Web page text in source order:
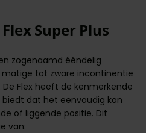
Super Plus
zogenaamd ééndelig
matige tot zware incontinentie
Flex heeft de kenmerkende
dat het eenvoudig kan
of liggende positie. Dit
van: